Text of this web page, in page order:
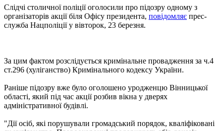
Слідчі столичної поліції оголосили про підозру одному з
організаторів акції біля Офісу президента, повідомляє прес-
служба Нацполіції у вівторок, 23 березня.
За цим фактом розслідується кримінальне провадження за ч.4
ст.296 (хуліганство) Кримінального кодексу України.
Раніше підозру вже було оголошено уродженцю Вінницької
області, який під час акції розбив вікна у дверях
адміністративної будівлі.
"Дії осіб, які порушували громадський порядок, кваліфіковані